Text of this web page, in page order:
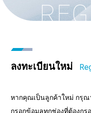
ลงทะเบียนใหม่
หากคุณเป็นลูกค้าใหม่ กรุณ